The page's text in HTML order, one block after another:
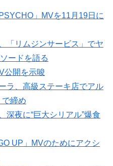
」MVを11月19日に
「リムジンサービス」でヤ
ードを語る
公開を示唆
ラ、高級ステーキ店でアル
で締め
夜に“巨大シリアル”爆食
UP」MVのためにアクシ
辞儀ラップ＆アヒョンの涙